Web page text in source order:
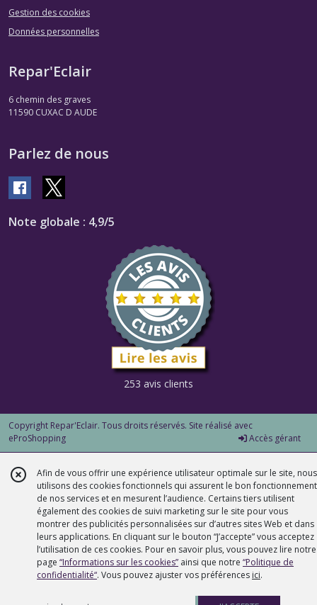
Gestion des cookies
Données personnelles
Repar'Eclair
6 chemin des graves
11590 CUXAC D AUDE
Parlez de nous
Note globale : 4,9/5
253 avis clients
Copyright Repar'Eclair. Tous droits réservés. Site réalisé avec
eProShopping
Accès gérant
Afin de vous offrir une expérience utilisateur optimale sur le site, nous
utilisons des cookies fonctionnels qui assurent le bon fonctionnement
de nos services et en mesurent l’audience. Certains tiers utilisent
également des cookies de suivi marketing sur le site pour vous
montrer des publicités personnalisées sur d’autres sites Web et dans
leurs applications. En cliquant sur le bouton “J’accepte” vous acceptez
l’utilisation de ces cookies. Pour en savoir plus, vous pouvez lire notre
page “Informations sur les cookies” ainsi que notre “Politique de
confidentialité“. Vous pouvez ajuster vos préférences ici.